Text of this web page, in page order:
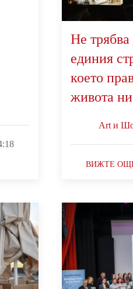
Не трябва
единия
което
живота
Art и
ВИЖТЕ